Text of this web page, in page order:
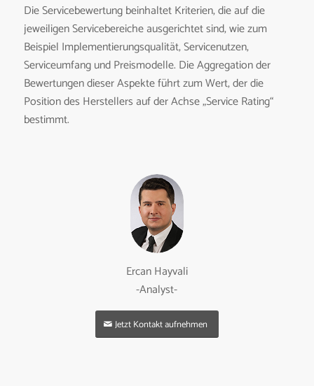
Die Servicebewertung beinhaltet Kriterien, die auf die
jeweiligen Servicebereiche ausgerichtet sind, wie zum
Beispiel Implementierungsqualität, Servicenutzen,
Serviceumfang und Preismodelle. Die Aggregation der
Bewertungen dieser Aspekte führt zum Wert, der die
Position des Herstellers auf der Achse „Service Rating“
bestimmt.
Ercan Hayvali
-Analyst-
Jetzt Kontakt aufnehmen